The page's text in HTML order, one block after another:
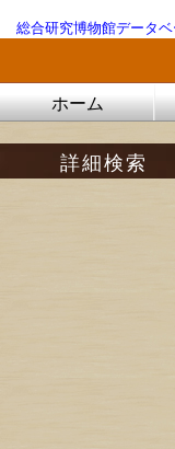
総合研究博物館データベ
ホーム
詳細検索